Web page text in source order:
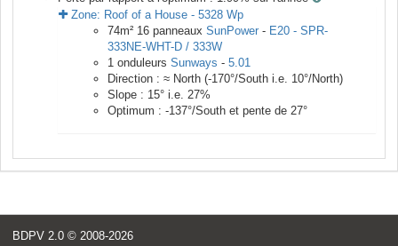
Zone: Roof of a House - 5328 Wp
74m² 16 panneaux SunPower - E20 - SPR-
333NE-WHT-D / 333W
1 onduleurs Sunways - 5.01
Direction : ≈ North (-170°/South i.e. 10°/North)
Slope : 15° i.e. 27%
Optimum : -137°/South et pente de 27°
BDPV 2.0 © 2008-2026